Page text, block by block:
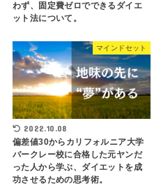
わず、固定費ゼロでできるダイエ
ット法について。
マインドセット
2022.10.08
偏差値30からカリフォルニア大学
バークレー校に合格した元ヤンだ
った人から学ぶ、ダイエットを成
功させるための思考術。